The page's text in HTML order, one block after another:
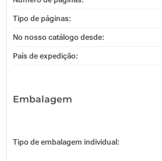
Tipo de páginas:
No nosso catálogo desde:
País de expedição:
Embalagem
Tipo de embalagem individual: